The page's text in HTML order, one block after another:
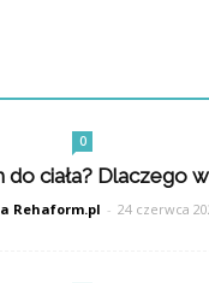
0
do ciała? Dlaczego
Rehaform.pl - 24 czerwca